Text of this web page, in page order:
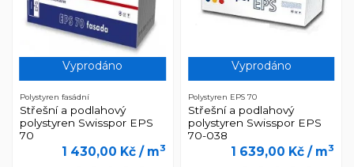
Vyprodáno
Polystyren fasádní
Střešní a podlahový
polystyren Swisspor EPS
70
1 430,00 Kč / m3
Vyprodáno
Polystyren EPS 70
Střešní a podlahový
polystyren Swisspor EPS
70-038
1 639,00 Kč / m3